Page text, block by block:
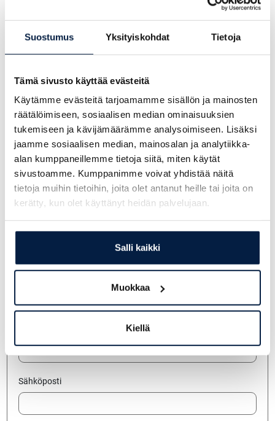
Suostumus Yksityiskohdat Tietoja
Tämä sivusto käyttää evästeitä
Käytämme evästeitä tarjoamamme sisällön ja mainosten
räätälöimiseen, sosiaalisen median ominaisuuksien
tukemiseen ja kävijämäärämme analysoimiseen. Lisäksi
jaamme sosiaalisen median, mainosalan ja analytiikka-
alan kumppaneillemme tietoja siitä, miten käytät
sivustoamme. Kumppanimme voivat yhdistää näitä
tietoja muihin tietoihin, joita olet antanut heille tai joita on
kerätty, kun olet käyttänyt heidän palvelujaan.
Salli kaikki
Muokkaa
Kiellä
Kuljetuspaino: 2100 kg
Nostokyky: 1500 kg
Nostokorkeus: 310 cm
Kysy lisää myyjältämme:
Antti Nummela
+358 207 351 602
antti.nummela@finnsiirto.fi
Jätä yhteydenottopyyntö
Sähköposti